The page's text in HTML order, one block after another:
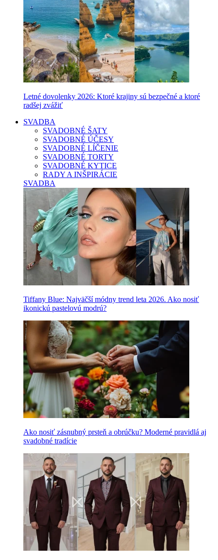
Letné dovolenky 2026: Ktoré krajiny sú bezpečné a ktoré
radšej zvážiť
SVADBA
SVADOBNÉ ŠATY
SVADOBNÉ ÚČESY
SVADOBNÉ LÍČENIE
SVADOBNÉ TORTY
SVADOBNÉ KYTICE
RADY A INŠPIRÁCIE
SVADBA
Tiffany Blue: Najväčší módny trend leta 2026. Ako nosiť
ikonickú pastelovú modrú?
Ako nosiť zásnubný prsteň a obrúčku? Moderné pravidlá aj
svadobné tradície